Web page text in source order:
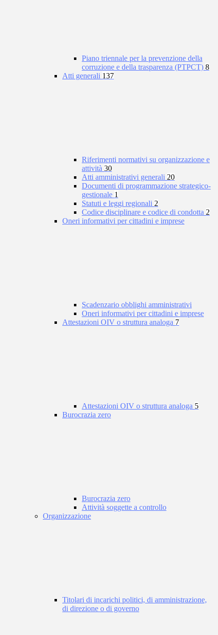
Piano triennale per la prevenzione della
corruzione e della trasparenza (PTPCT) 8
Atti generali 137
Riferimenti normativi su organizzazione e
attività 30
Atti amministrativi generali 20
Documenti di programmazione strategico-
gestionale 1
Statuti e leggi regionali 2
Codice disciplinare e codice di condotta 2
Oneri informativi per cittadini e imprese
Scadenzario obblighi amministrativi
Oneri informativi per cittadini e imprese
Attestazioni OIV o struttura analoga 7
Attestazioni OIV o struttura analoga 5
Burocrazia zero
Burocrazia zero
Attività soggette a controllo
Organizzazione
Titolari di incarichi politici, di amministrazione,
di direzione o di governo